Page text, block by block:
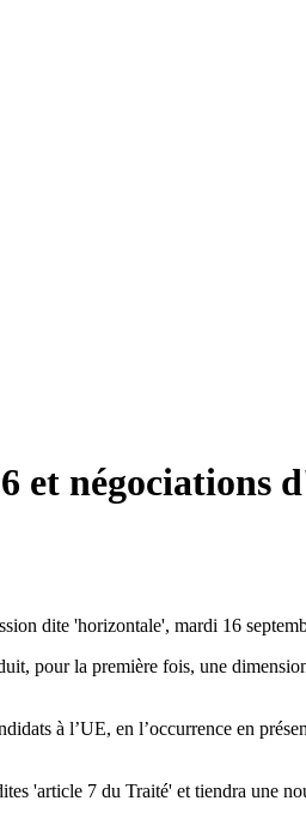
négociations
dite 'horizontale', mardi 16
pour la première fois, une
à l’UE, en l’occurrence en
'article 7 du Traité' et tiendra une